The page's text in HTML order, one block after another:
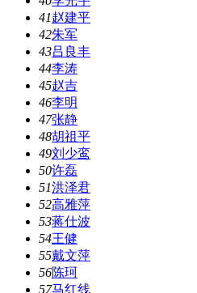
41赵建平
42朱军
43吕良丰
44李涛
45赵吉
46李明
47张静
48胡祖平
49刘少鸾
50许磊
51洪泽君
52高雅萍
53蒋仕波
54王健
55戴文萍
56陈珂
57马红线